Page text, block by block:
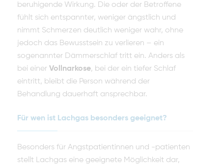
beruhigende Wirkung. Die oder der Betroffene
fühlt sich entspannter, weniger ängstlich und
nimmt Schmerzen deutlich weniger wahr, ohne
jedoch das Bewusstsein zu verlieren – ein
sogenannter Dämmerschlaf tritt ein. Anders als
bei einer Vollnarkose, bei der ein tiefer Schlaf
eintritt, bleibt die Person während der
Behandlung dauerhaft ansprechbar.
Für wen ist Lachgas besonders geeignet?
Besonders für Angstpatientinnen und -patienten
stellt Lachgas eine geeignete Möglichkeit dar,